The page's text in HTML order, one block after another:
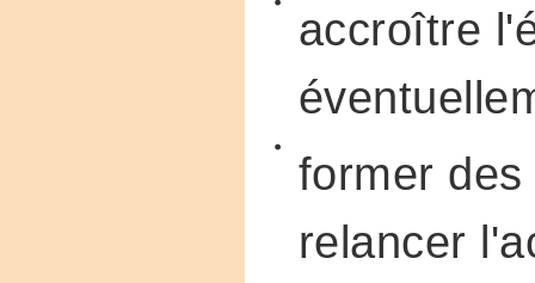
accroître
former
relancer